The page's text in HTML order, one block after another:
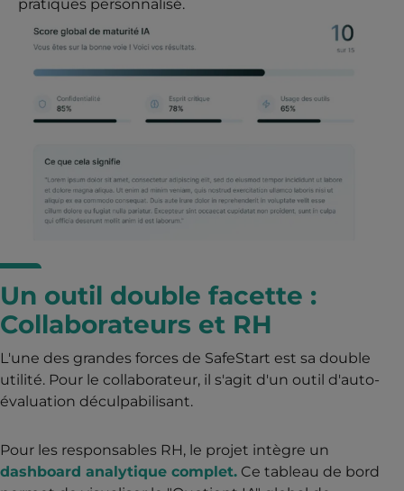
pratiques personnalisé.
Un outil double facette :
Collaborateurs et RH
L'une des grandes forces de SafeStart est sa double
utilité. Pour le collaborateur, il s'agit d'un outil d'auto-
évaluation déculpabilisant.
Pour les responsables RH, le projet intègre un
dashboard analytique complet. Ce tableau de bord